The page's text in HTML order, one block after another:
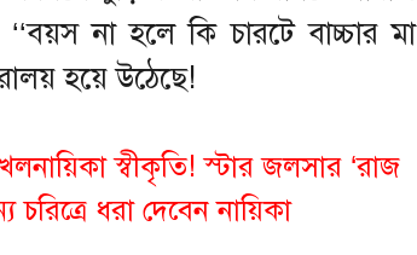
না হলে কি চারটে বাচ্চার মা
হয়ে উঠেছে!
স্বীকৃতি! স্টার জলসার ‘রাজ
চরিত্রে ধরা দেবেন নায়িকা